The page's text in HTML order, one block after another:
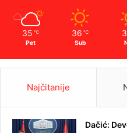
35 ℃
Pet
36 ℃
Sub
Najčitanije
Dačić: